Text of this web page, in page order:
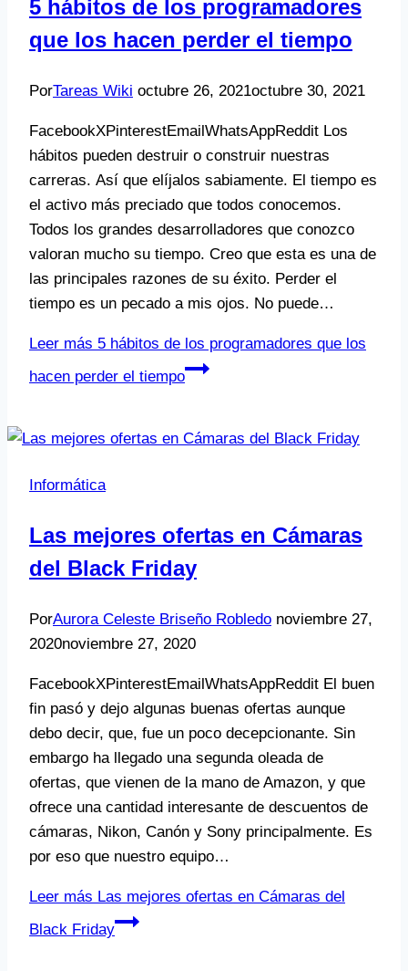
5 hábitos de los programadores
que los hacen perder el tiempo
PorTareas Wiki octubre 26, 2021octubre 30, 2021
FacebookXPinterestEmailWhatsAppReddit Los
hábitos pueden destruir o construir nuestras
carreras. Así que elíjalos sabiamente. El tiempo es
el activo más preciado que todos conocemos.
Todos los grandes desarrolladores que conozco
valoran mucho su tiempo. Creo que esta es una de
las principales razones de su éxito. Perder el
tiempo es un pecado a mis ojos. No puede…
Leer más 5 hábitos de los programadores que los
hacen perder el tiempo
Informática
Las mejores ofertas en Cámaras
del Black Friday
PorAurora Celeste Briseño Robledo noviembre 27,
2020noviembre 27, 2020
FacebookXPinterestEmailWhatsAppReddit El buen
fin pasó y dejo algunas buenas ofertas aunque
debo decir, que, fue un poco decepcionante. Sin
embargo ha llegado una segunda oleada de
ofertas, que vienen de la mano de Amazon, y que
ofrece una cantidad interesante de descuentos de
cámaras, Nikon, Canón y Sony principalmente. Es
por eso que nuestro equipo…
Leer más Las mejores ofertas en Cámaras del
Black Friday